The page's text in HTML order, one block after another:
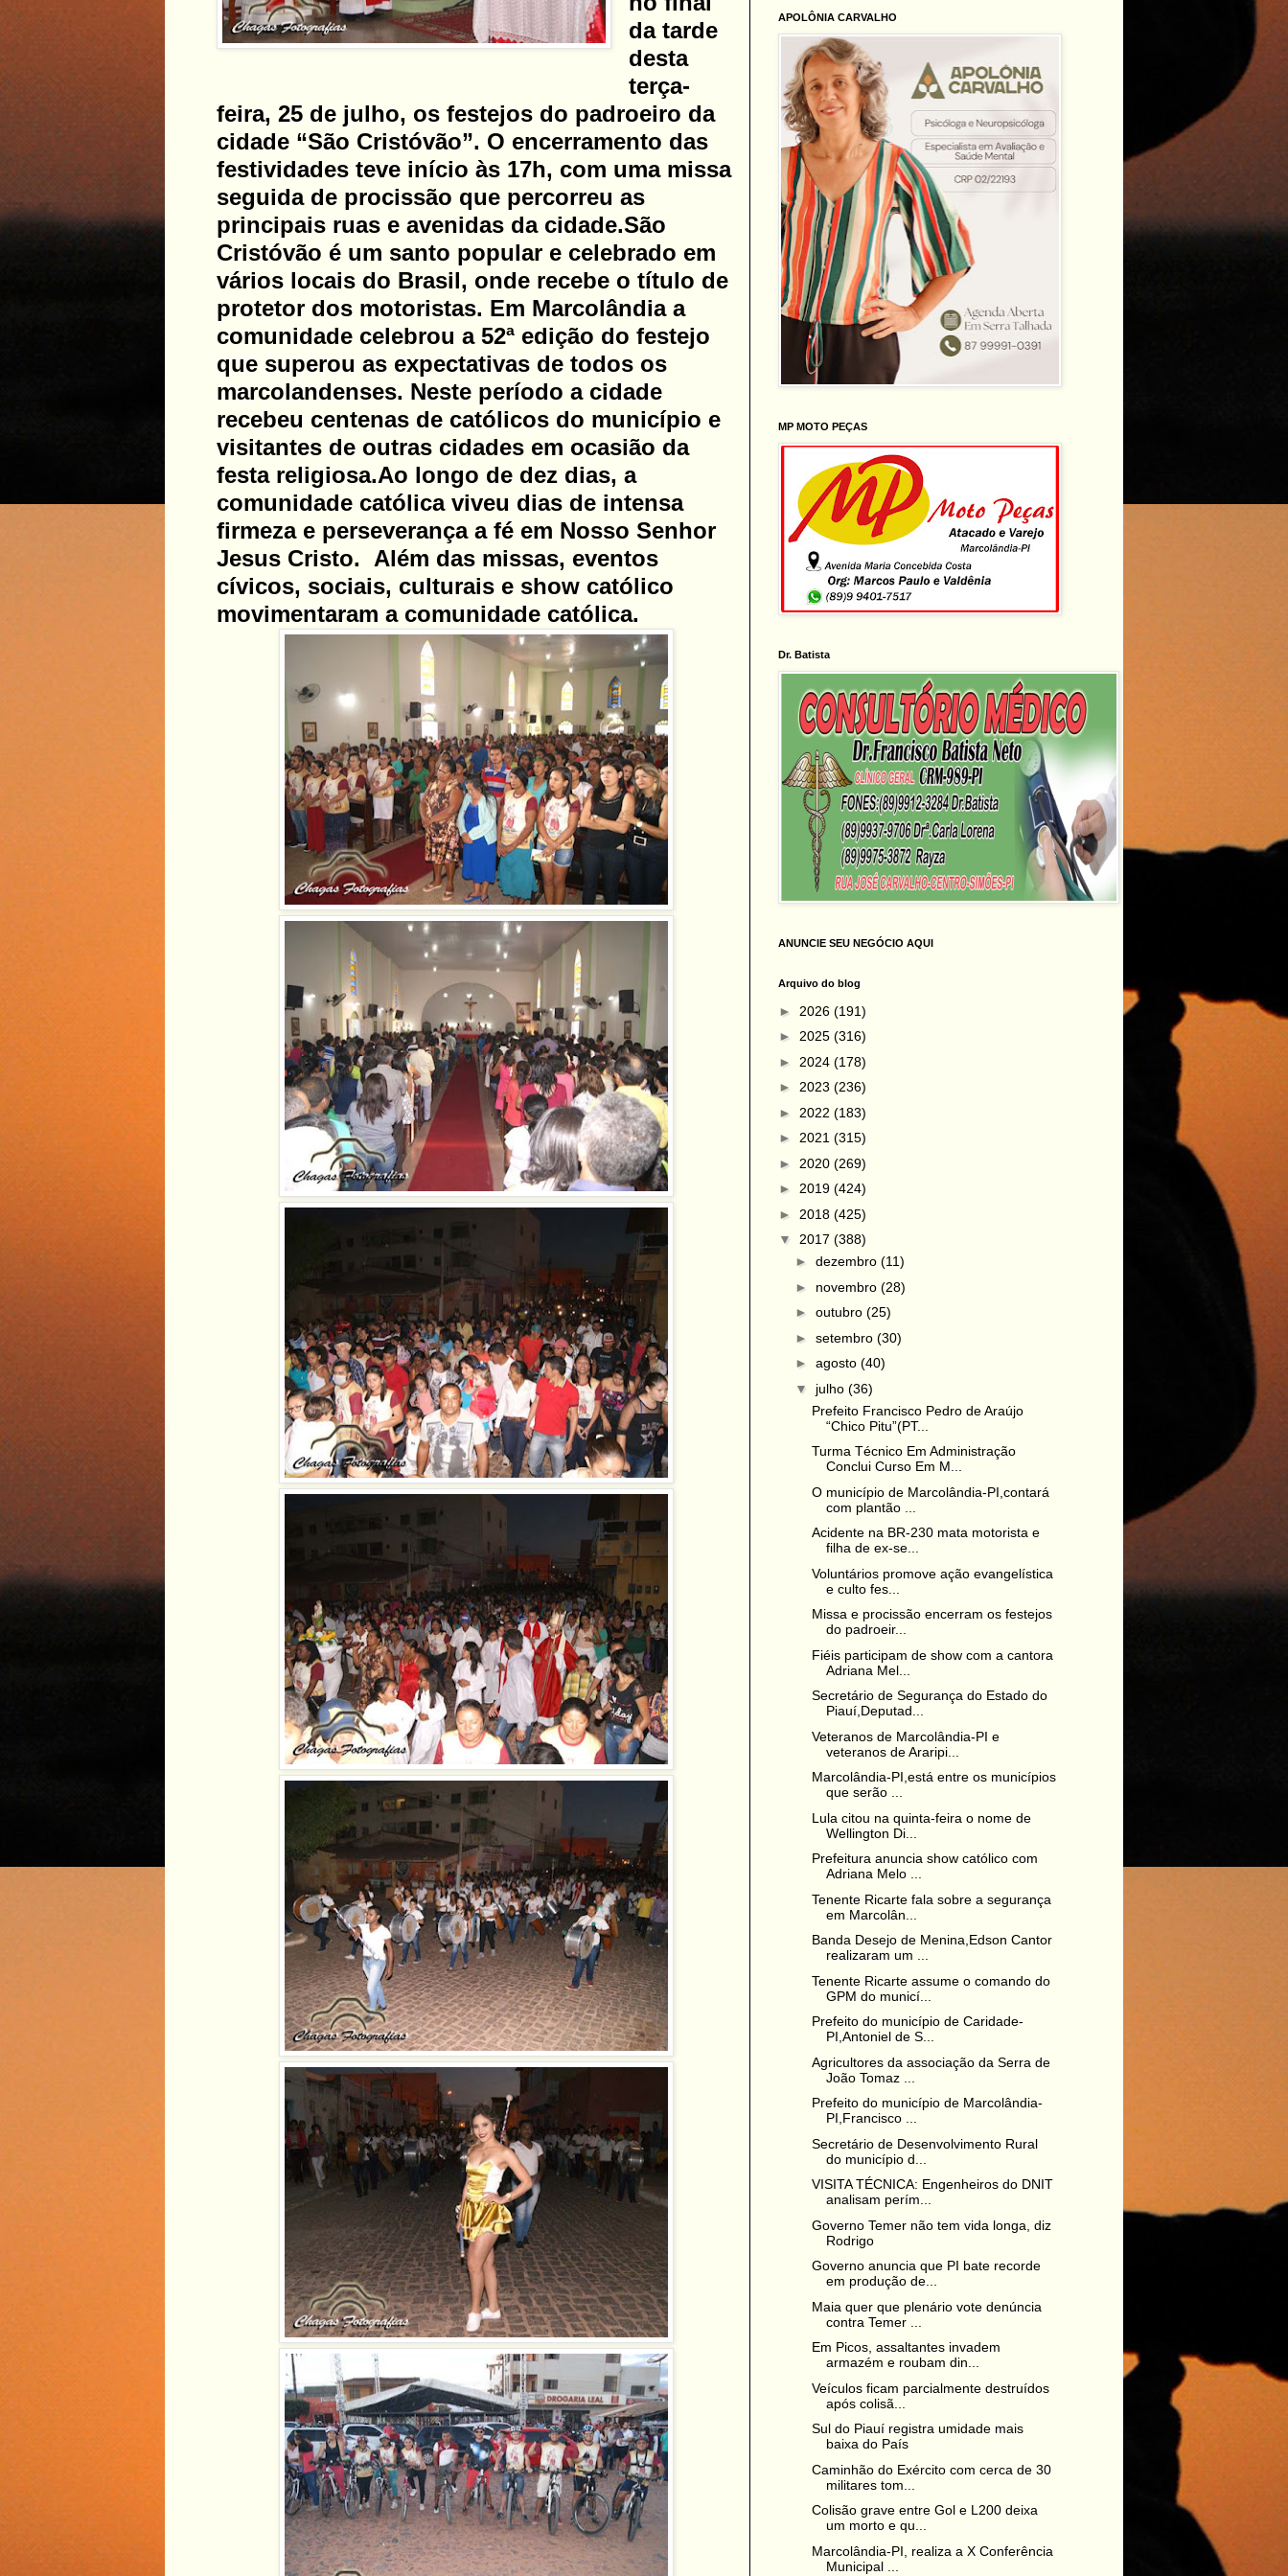
da tarde
desta
terça-
feira, 25 de julho, os festejos do padroeiro da
cidade “São Cristóvão”. O encerramento das
festividades teve início às 17h, com uma missa
seguida de procissão que percorreu as
principais ruas e avenidas da cidade.São
Cristóvão é um santo popular e celebrado em
vários locais do Brasil, onde recebe o título de
protetor dos motoristas. Em Marcolândia a
comunidade celebrou a 52ª edição do festejo
que superou as expectativas de todos os
marcolandenses. Neste período a cidade
recebeu centenas de católicos do município e
visitantes de outras cidades em ocasião da
festa religiosa.Ao longo de dez dias, a
comunidade católica viveu dias de intensa
firmeza e perseverança a fé em Nosso Senhor
Jesus Cristo. Além das missas, eventos
cívicos, sociais, culturais e show católico
movimentaram a comunidade católica.
APOLÔNIA CARVALHO
MP MOTO PEÇAS
Dr. Batista
ANUNCIE SEU NEGÓCIO AQUI
Arquivo do blog
► 2026 (191)
► 2025 (316)
► 2024 (178)
► 2023 (236)
► 2022 (183)
► 2021 (315)
► 2020 (269)
► 2019 (424)
► 2018 (425)
▼ 2017 (388)
► dezembro (11)
► novembro (28)
► outubro (25)
► setembro (30)
► agosto (40)
▼ julho (36)
Prefeito Francisco Pedro de Araújo
“Chico Pitu”(PT...
Turma Técnico Em Administração
Conclui Curso Em M...
O município de Marcolândia-PI,contará
com plantão ...
Acidente na BR-230 mata motorista e
filha de ex-se...
Voluntários promove ação evangelística
e culto fes...
Missa e procissão encerram os festejos
do padroeir...
Fiéis participam de show com a cantora
Adriana Mel...
Secretário de Segurança do Estado do
Piauí,Deputad...
Veteranos de Marcolândia-PI e
veteranos de Araripi...
Marcolândia-PI,está entre os municípios
que serão ...
Lula citou na quinta-feira o nome de
Wellington Di...
Prefeitura anuncia show católico com
Adriana Melo ...
Tenente Ricarte fala sobre a segurança
em Marcolân...
Banda Desejo de Menina,Edson Cantor
realizaram um ...
Tenente Ricarte assume o comando do
GPM do municí...
Prefeito do município de Caridade-
PI,Antoniel de S...
Agricultores da associação da Serra de
João Tomaz ...
Prefeito do município de Marcolândia-
PI,Francisco ...
Secretário de Desenvolvimento Rural
do município d...
VISITA TÉCNICA: Engenheiros do DNIT
analisam perím...
Governo Temer não tem vida longa, diz
Rodrigo
Governo anuncia que PI bate recorde
em produção de...
Maia quer que plenário vote denúncia
contra Temer ...
Em Picos, assaltantes invadem
armazém e roubam din...
Veículos ficam parcialmente destruídos
após colisã...
Sul do Piauí registra umidade mais
baixa do País
Caminhão do Exército com cerca de 30
militares tom...
Colisão grave entre Gol e L200 deixa
um morto e qu...
Marcolândia-PI, realiza a X Conferência
Municipal ...